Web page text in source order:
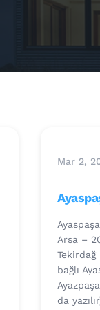
Mar 2,
Arsa –
bağlı
da